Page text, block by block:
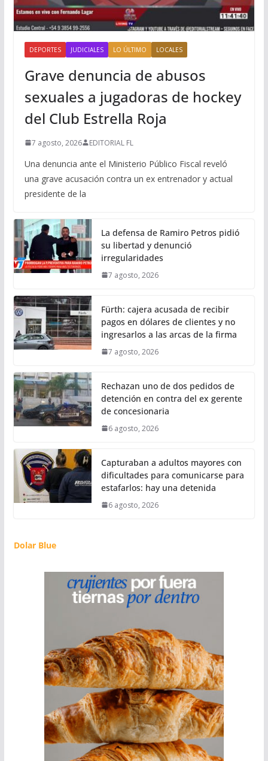
DEPORTES JUDICIALES LO ÚLTIMO LOCALES
Grave denuncia de abusos
sexuales a jugadoras de hockey
del Club Estrella Roja
7 agosto, 2026 EDITORIAL FL
Una denuncia ante el Ministerio Público Fiscal reveló
una grave acusación contra un ex entrenador y actual
presidente de la
La defensa de Ramiro Petros pidió
su libertad y denunció
irregularidades
7 agosto, 2026
Fürth: cajera acusada de recibir
pagos en dólares de clientes y no
ingresarlos a las arcas de la firma
7 agosto, 2026
Rechazan uno de dos pedidos de
detención en contra del ex gerente
de concesionaria
6 agosto, 2026
Capturaban a adultos mayores con
dificultades para comunicarse para
estafarlos: hay una detenida
6 agosto, 2026
Dolar Blue